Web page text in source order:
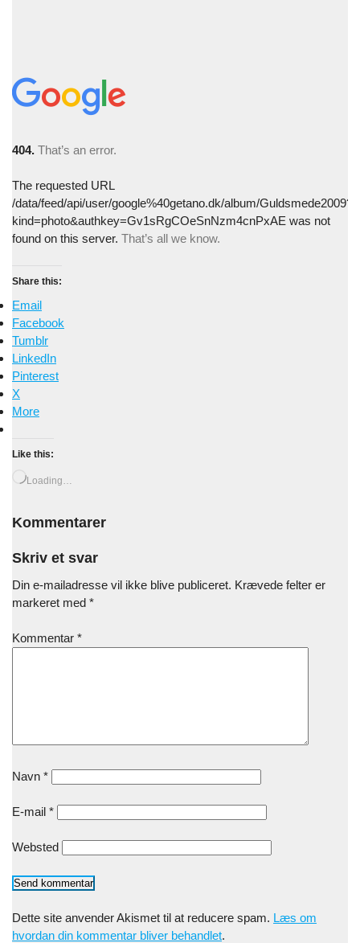
404. That’s an error.
The requested URL
/data/feed/api/user/google%40getano.dk/album/Guldsmede2009?
kind=photo&authkey=Gv1sRgCOeSnNzm4cnPxAE was not
found on this server. That’s all we know.
Share this:
Email
Facebook
Tumblr
LinkedIn
Pinterest
X
More
Like this:
Loading…
Kommentarer
Skriv et svar
Din e-mailadresse vil ikke blive publiceret. Krævede felter er
markeret med *
Kommentar *
Navn *
E-mail *
Websted
Dette site anvender Akismet til at reducere spam. Læs om
hvordan din kommentar bliver behandlet.